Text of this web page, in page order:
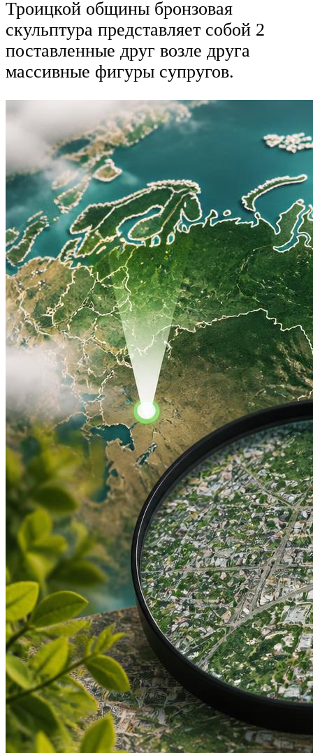
Троицкой общины бронзовая
скульптура представляет собой 2
поставленные друг возле друга
массивные фигуры супругов.